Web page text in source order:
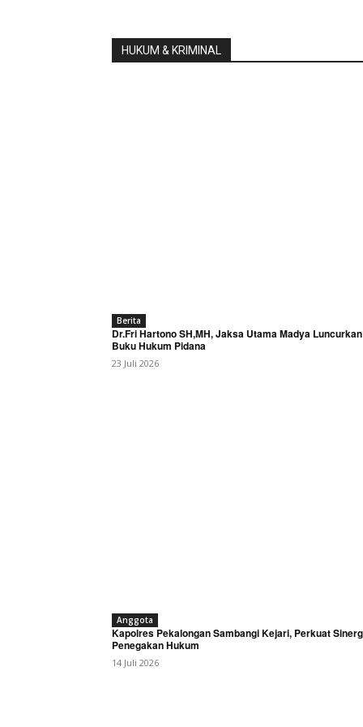
HUKUM & KRIMINAL
Berita
Dr.Fri Hartono SH,MH, Jaksa Utama Madya
Buku Hukum Pidana
23 Juli 2026
Anggota
Kapolres Pekalongan Sambangi Kejari, Perkuat
Penegakan Hukum
14 Juli 2026